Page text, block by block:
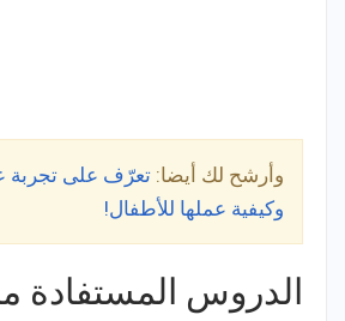
وأرشح لك أيضا: تعرّف على تجربة
وكيفية عملها للأطفال!
الدروس المستفادة